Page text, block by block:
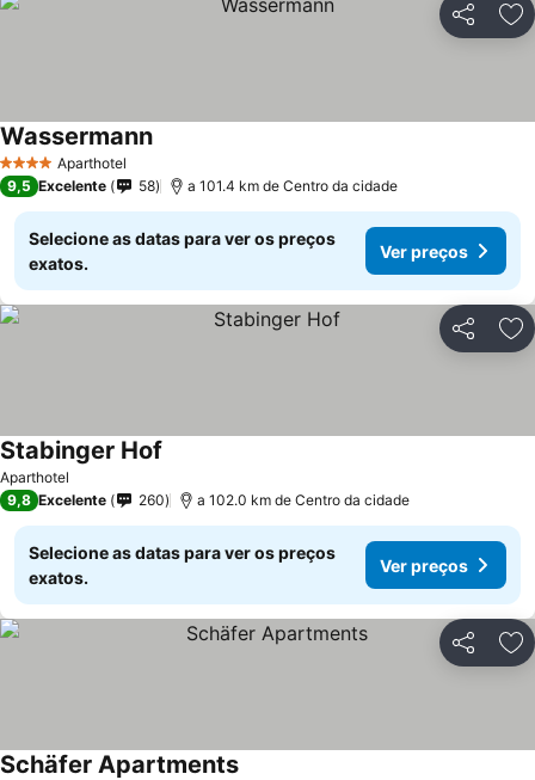
Partilhar
4 EstrelasAparthotel
Wassermann
9,5 Excelente 58 a 101.4 km de Centro da cidade
Selecione as datas para ver os preços
exatos.
Ver preços
Partilhar
Aparthotel
Stabinger Hof
9,8 Excelente 260 a 102.0 km de Centro da cidade
Selecione as datas para ver os preços
exatos.
Ver preços
Partilhar
Schäfer Apartments